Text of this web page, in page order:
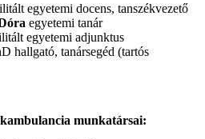
egyetemi docens, tanszékvezető
egyetemi tanár
egyetemi adjunktus
hallgató, tanársegéd (tartós
munkatársai: